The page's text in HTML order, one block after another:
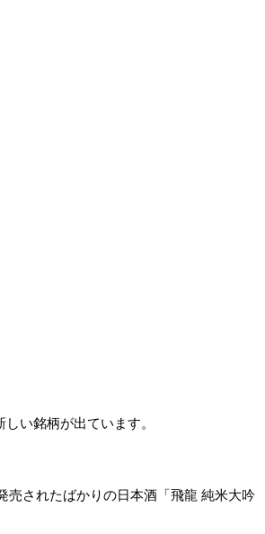
い銘柄が出ています。
売されたばかりの日本酒「飛龍 純米大吟